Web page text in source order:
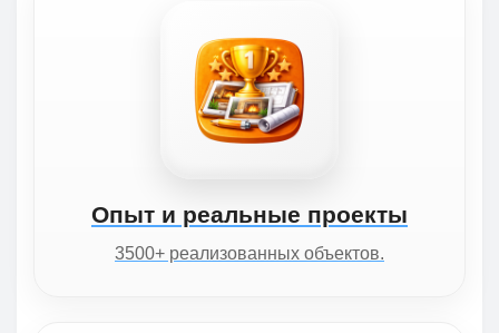
Опыт и реальные проекты
3500+ реализованных объектов.